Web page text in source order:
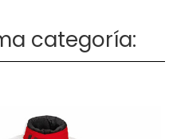
categoría: